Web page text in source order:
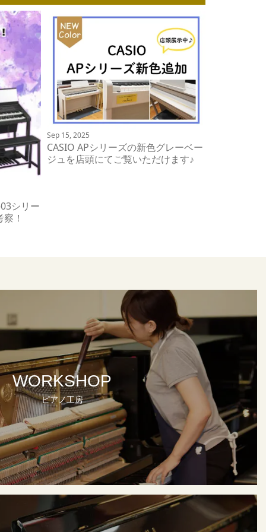
シリー
！
Sep 15, 2025
CASIO APシリーズの新色グレーベー
ジュを店頭にてご覧いただけます♪
WORKSHOP
ピアノ工房